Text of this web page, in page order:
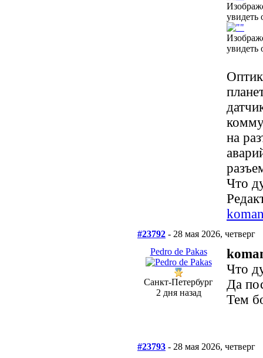
увидеть
увидеть
на
Что
#23792 - 28 мая 2026, четверг
Pedro de Pakas
Санкт-Петербург
2 дня назад
Что
Да
Тем
#23793 - 28 мая 2026, четверг